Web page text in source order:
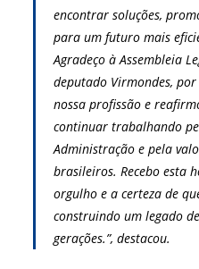
encontrar soluções,
para um futuro mais
Agradeço à Assembleia
deputado Virmondes,
nossa profissão e
continuar trabalhando
Administração e pela
brasileiros. Recebo esta
orgulho e a certeza de
construindo um legado
gerações.”, destacou.